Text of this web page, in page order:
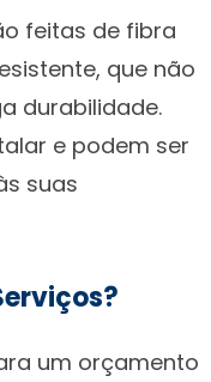
feitas de fibra
que não
durabilidade.
e podem ser
suas
um orçamento